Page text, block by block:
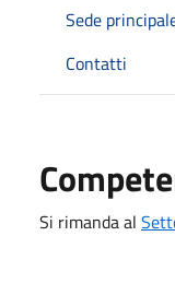
Sede
Contatti
Si rimanda al